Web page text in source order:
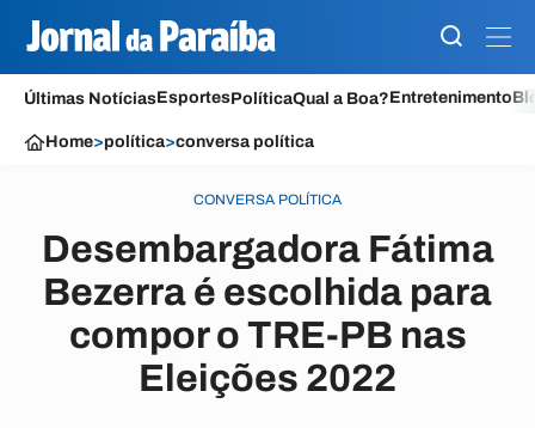
Últimas NotíciasEsportesPolíticaQual a Boa?Entretenimento
Home>política>conversa política
CONVERSA POLÍTICA
Desembargadora Fátima
Bezerra é escolhida para
compor o TRE-PB nas
Eleições 2022